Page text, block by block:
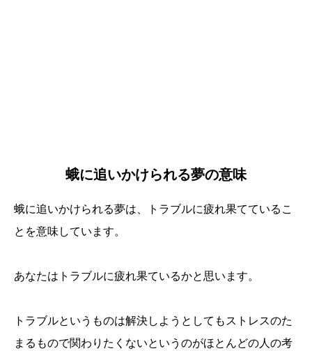
蛾に追いかけられる夢の意味
蛾に追いかけられる夢は、トラブルに疲れ果てているこ
とを意味しています。
あなたはトラブルに疲れ果ているかと思います。
トラブルというものは解決しようとしてもストレスのた
まるもので関わりたくないというのがほとんどの人の考